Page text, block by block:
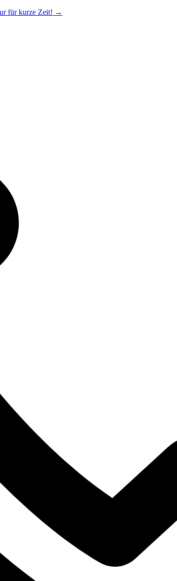
für kurze Zeit! →